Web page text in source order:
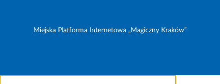
Miejska Platforma Internetowa „Magiczny Kraków”